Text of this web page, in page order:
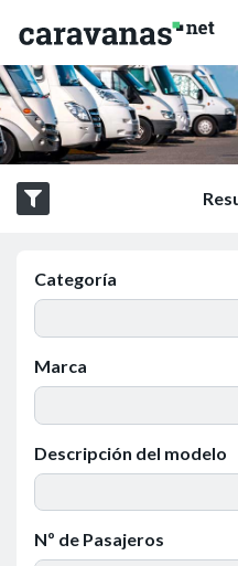
Categoría
Marca
Descripción del modelo
Nº de Pasajeros